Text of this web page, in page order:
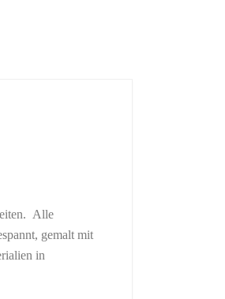
Alle
gemalt mit
in